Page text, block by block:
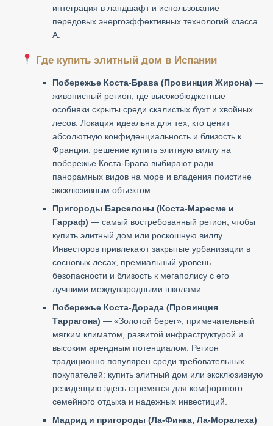
интеграция в ландшафт и использование
передовых энергоэффективных технологий класса
А.
Где купить элитный дом в Испании
Побережье Коста-Брава (Провинция Жирона) —
живописный регион, где высокобюджетные
особняки скрыты среди скалистых бухт и хвойных
лесов. Локация идеальна для тех, кто ценит
абсолютную конфиденциальность и близость к
Франции: решение купить элитную виллу на
побережье Коста-Брава выбирают ради
панорамных видов на море и владения поистине
эксклюзивным объектом.
Пригороды Барселоны (Коста-Маресме и
Гарраф)— самый востребованный регион, чтобы
купить элитный дом или роскошную виллу.
Инвесторов привлекают закрытые урбанизации в
сосновых лесах, премиальный уровень
безопасности и близость к мегаполису с его
лучшими международными школами.
Побережье Коста-Дорада (Провинция
Таррагона) — «Золотой берег», примечательный
мягким климатом, развитой инфраструктурой и
высоким арендным потенциалом. Регион
традиционно популярен среди требовательных
покупателей: купить элитный дом или эксклюзивную
резиденцию здесь стремятся для комфортного
семейного отдыха и надежных инвестиций.
Мадрид и пригороды (Ла-Финка, Ла-Моралеха)